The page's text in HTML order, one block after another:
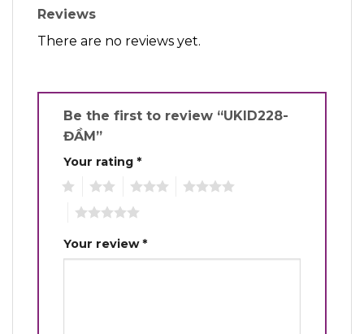
Reviews
There are no reviews yet.
Be the first to review “UKID228-
ĐẦM”
Your rating *
Your review*